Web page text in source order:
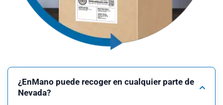
¿EnMano puede recoger en cualquier parte de
Nevada?